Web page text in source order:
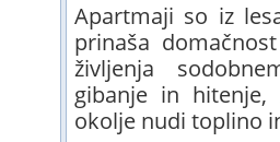
Apartmaji so iz
prinaša
življenja
gibanje in
okolje nudi toplino